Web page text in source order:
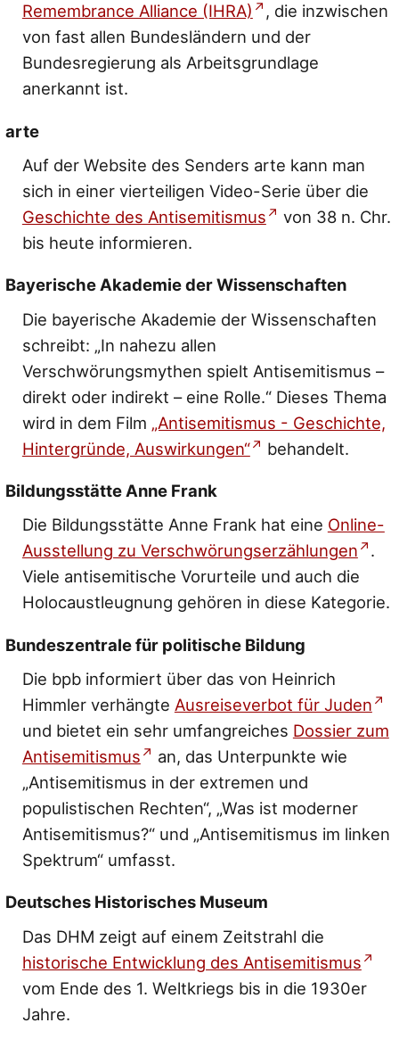
Remembrance Alliance (IHRA)
, die inzwischen
von fast allen Bundesländern und der
Bundesregierung als Arbeitsgrundlage
anerkannt ist.
arte
Auf der Website des Senders arte kann man
sich in einer vierteiligen Video-Serie über die
Geschichte des Antisemitismus
von 38 n. Chr.
bis heute informieren.
Bayerische Akademie der Wissenschaften
Die bayerische Akademie der Wissenschaften
schreibt: „In nahezu allen
Verschwörungsmythen spielt Antisemitismus –
direkt oder indirekt – eine Rolle.“ Dieses Thema
wird in dem Film „Antisemitismus - Geschichte,
Hintergründe, Auswirkungen“
behandelt.
Bildungsstätte Anne Frank
Die Bildungsstätte Anne Frank hat eine Online-
Ausstellung zu Verschwörungserzählungen
.
Viele antisemitische Vorurteile und auch die
Holocaustleugnung gehören in diese Kategorie.
Bundeszentrale für politische Bildung
Die bpb informiert über das von Heinrich
Himmler verhängte Ausreiseverbot für Juden
und bietet ein sehr umfangreiches Dossier zum
Antisemitismus
an, das Unterpunkte wie
„Antisemitismus in der extremen und
populistischen Rechten“, „Was ist moderner
Antisemitismus?“ und „Antisemitismus im linken
Spektrum“ umfasst.
Deutsches Historisches Museum
Das DHM zeigt auf einem Zeitstrahl die
historische Entwicklung des Antisemitismus
vom Ende des 1. Weltkriegs bis in die 1930er
Jahre.